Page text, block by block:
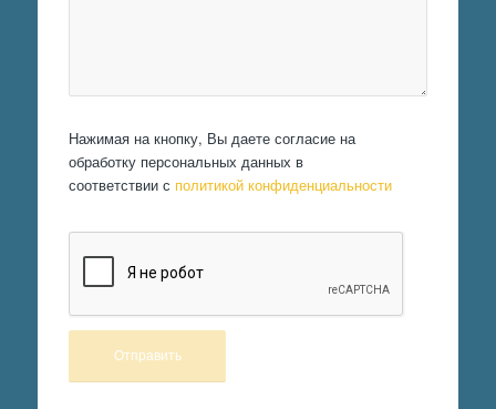
Нажимая на кнопку, Вы даете согласие на
обработку персональных данных в
соответствии с политикой конфиденциальности